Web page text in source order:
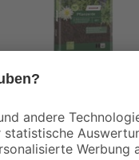
toom
Pflanzerde torffrei